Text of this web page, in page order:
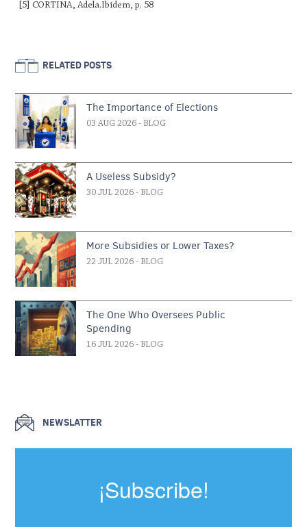
[5] CORTINA, Adela.Ibídem, p. 58
RELATED POSTS
The Importance of Elections
03 AUG 2026 - BLOG
A Useless Subsidy?
30 JUL 2026 - BLOG
More Subsidies or Lower Taxes?
22 JUL 2026 - BLOG
The One Who Oversees Public
Spending
16 JUL 2026 - BLOG
NEWSLATTER
¡Subscribe!